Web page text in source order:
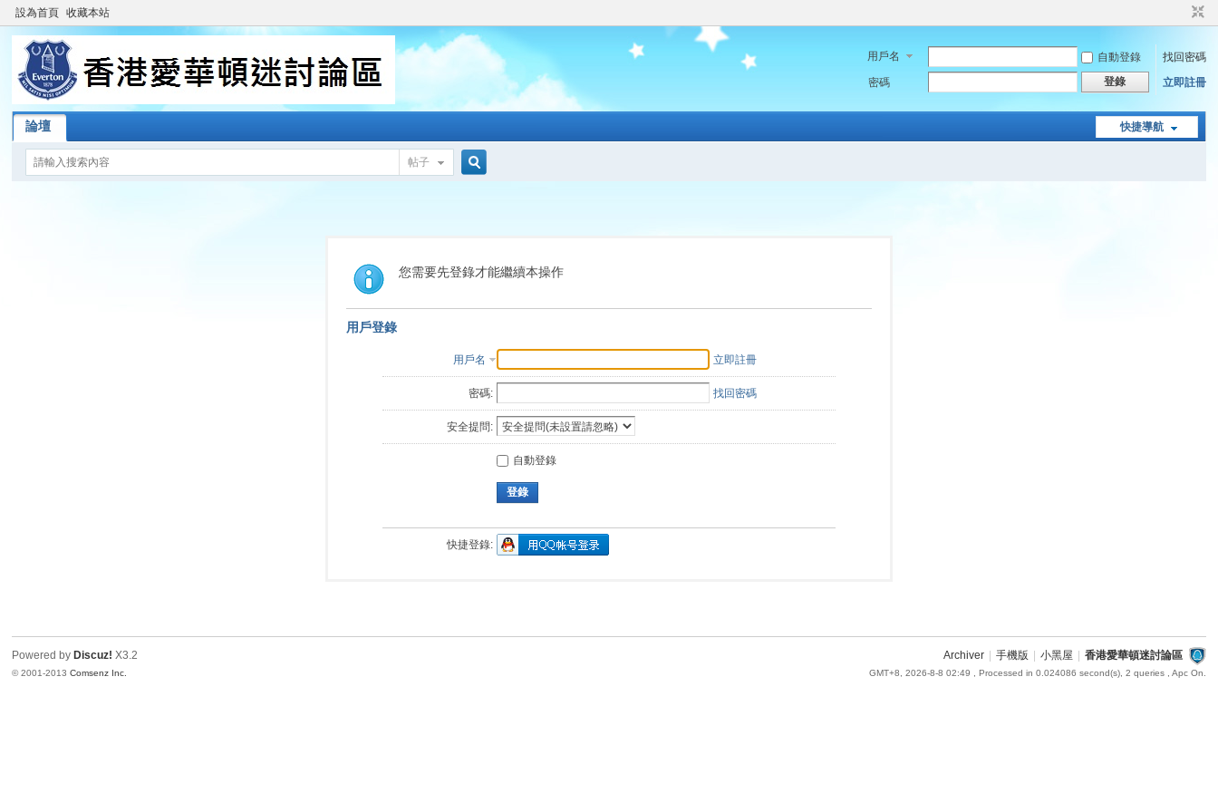
設為首頁 收藏本站
用戶名 自動登錄
找回密碼
密碼
登錄 立即註冊
快捷導航
論壇
帖子
索
您需要先登錄才能繼續本操作
用戶登錄
用戶名 立即註冊
密碼: 找回密碼
安全提問:
自動登錄
登錄
快捷登錄:
Archiver 手機版 小黑屋 香港愛華頓迷討論區
GMT+8, 2026-8-8 02:49 , Processed in 0.024086 second(s), 2 queries , Apc On.
Powered by Discuz! X3.2
© 2001-2013Comsenz Inc.